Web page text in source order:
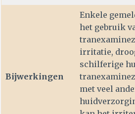
Bijwerkingen
Enkele
het gebruik
irritatie,
schilferige
met veel